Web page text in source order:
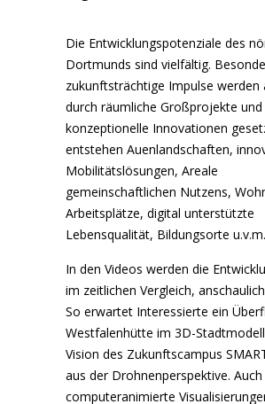
Die Entwicklungspotenziale des
Dortmunds sind vielfältig.
zukunftsträchtige Impulse werden
durch räumliche Großprojekte und
konzeptionelle Innovationen
entstehen Auenlandschaften,
Mobilitätslösungen, Areale
gemeinschaftlichen Nutzens,
Arbeitsplätze, digital unterstützte
Lebensqualität, Bildungsorte u.v.m.
In den Videos werden die
im zeitlichen Vergleich,
So erwartet Interessierte ein
Westfalenhütte im 3D-
Vision des Zukunftscampus
aus der Drohnenperspektive. Auch
computeranimierte